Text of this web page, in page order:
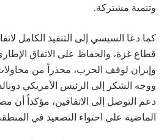
وتنمية مشتركة.
كما دعا السيسي إلى التنفيذ الكامل
قطاع غزة، والحفاظ على الاتفاق
وإيران لوقف الحرب، محذراً من
ووجه الشكر إلى الرئيس الأمريكي
دعم التوصل إلى الاتفاقين، مؤكداً أن
الماضية على احتواء التصعيد في